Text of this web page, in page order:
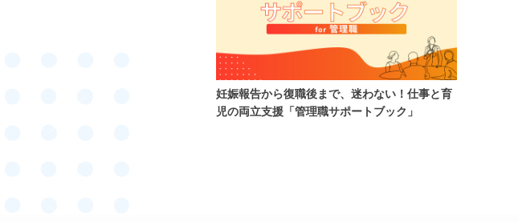
妊娠報告から復職後まで、迷わない！仕事と育
児の両立支援「管理職サポートブック」